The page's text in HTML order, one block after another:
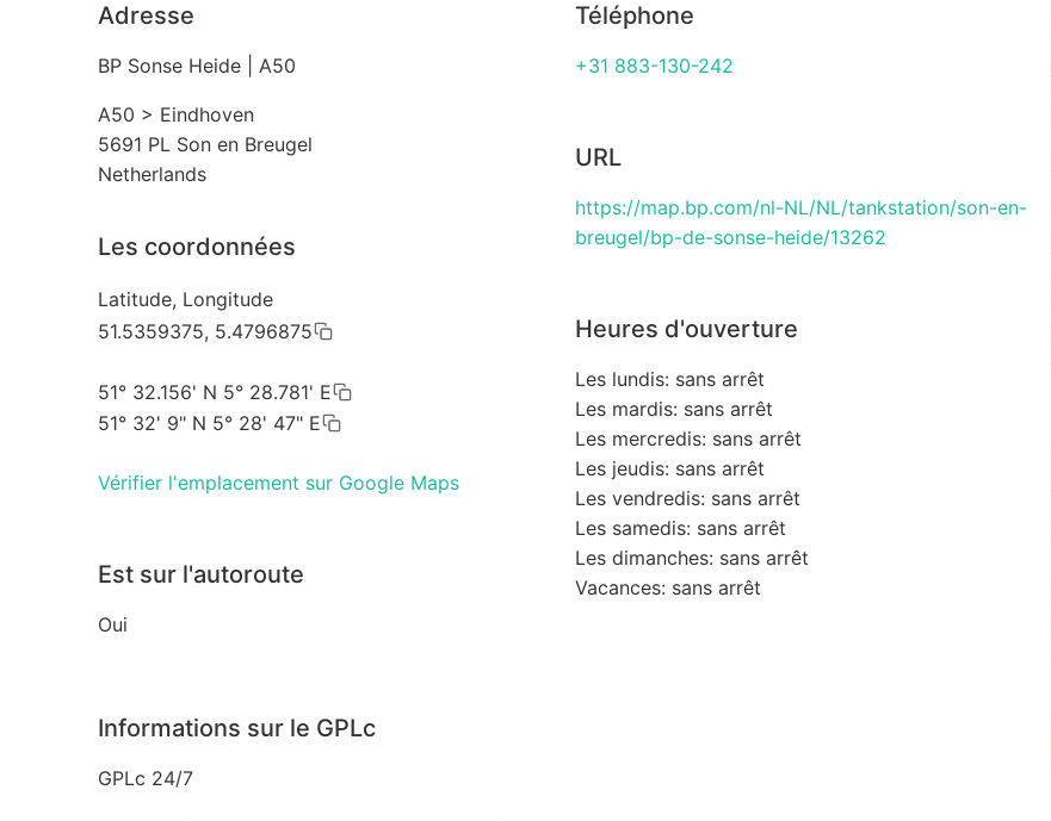
Adresse
BP Sonse Heide | A50
A50 > Eindhoven
5691 PL Son en Breugel
Netherlands
Les coordonnées
Latitude, Longitude
51.5359375, 5.4796875
51° 32.156' N 5° 28.781' E
51° 32' 9" N 5° 28' 47" E
Vérifier l'emplacement sur Google Maps
Est sur l'autoroute
Oui
Téléphone
+31 883-130-242
URL
https://map.bp.com/nl-NL/NL/tankstation/son-en-
breugel/bp-de-sonse-heide/13262
Heures d'ouverture
Les lundis: sans arrêt
Les mardis: sans arrêt
Les mercredis: sans arrêt
Les jeudis: sans arrêt
Les vendredis: sans arrêt
Les samedis: sans arrêt
Les dimanches: sans arrêt
Vacances: sans arrêt
Informations sur le GPLc
GPLc 24/7